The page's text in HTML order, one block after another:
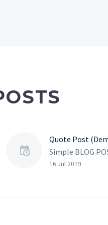
Quote Post
Simple BLOG
Lorem ipsum
16 Jul 2019